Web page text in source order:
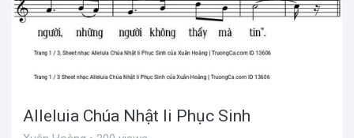
Alleluia Chúa Nhật Ii Phục Sinh